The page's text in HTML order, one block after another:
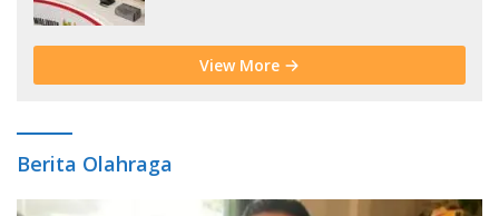
View More
Berita Olahraga